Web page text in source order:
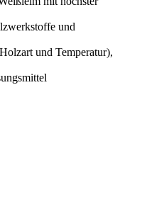
und
und Temperatur),